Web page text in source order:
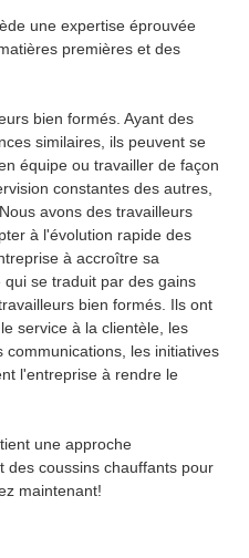
une expertise éprouvée
premières et des
bien formés. Ayant des
similaires, ils peuvent se
équipe ou travailler de façon
constantes des autres,
avons des travailleurs
à l'évolution rapide des
à accroître sa
se traduit par des gains
bien formés. Ils ont
service à la clientèle, les
les initiatives
l'entreprise à rendre le
une approche
des coussins chauffants pour
maintenant!